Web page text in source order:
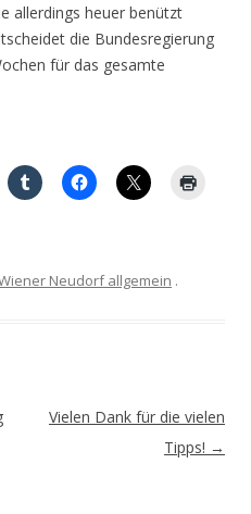
allerdings heuer benützt
die Bundesregierung
für das gesamte
Neudorf allgemein .
Vielen Dank für die vielen
Tipps! →